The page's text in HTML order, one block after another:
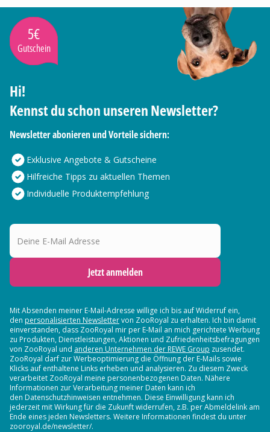
5€
Gutschein
Hi!
Kennst du schon unseren Newsletter?
Newsletter abonieren und Vorteile sichern:
Exklusive Angebote & Gutscheine
Hilfreiche Tipps zu aktuellen Themen
Individuelle Produktempfehlung
Deine E-Mail Adresse
Jetzt anmelden
Mit Absenden meiner E-Mail-Adresse willige ich bis auf Widerruf ein,
den personalisierten Newslettervon ZooRoyal zu erhalten. Ich bin damit
einverstanden, dass ZooRoyal mir per E-Mail an mich gerichtete Werbung
zu Produkten, Dienstleistungen, Aktionen und Zufriedenheitsbefragungen
von ZooRoyal und anderen Unternehmen der REWE Group zusendet.
ZooRoyal darf zur Werbeoptimierung die Öffnung der E-Mails sowie
Klicks auf enthaltene Links erheben und analysieren. Zu diesem Zweck
verarbeitet ZooRoyal meine personenbezogenen Daten. Nähere
Informationen zur Verarbeitung meiner Daten kann ich
den Datenschutzhinweisen entnehmen. Diese Einwilligung kann ich
jederzeit mit Wirkung für die Zukunft widerrufen, z.B. per Abmeldelink am
Ende eines jeden Newsletters. Weitere Informationen findest du unter
zooroyal.de/newsletter/.